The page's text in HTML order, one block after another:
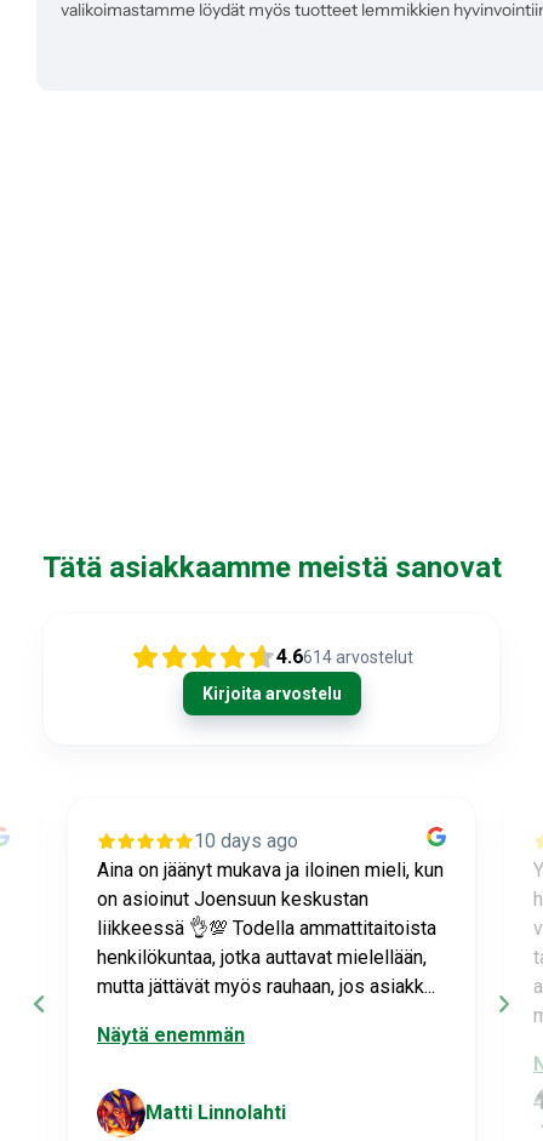
valikoimastamme löydät myös tuotteet lemmikkien
Tätä asiakkaamme meistä sanovat
4.6614 arvostelut
Kirjoita arvostelu
10 days ago
Ystävällistä ja erittäin ammattitaitoista
henkilökuntaa, joka neuvoo ja osaa
vastata hankaliinkin kysymyksiin aina
tarvittaessa. Jos myyjä ei jotain
aivoitustani ymmärrä, hän ottaa asiasta
Joensuu